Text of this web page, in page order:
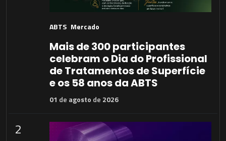
ABTS Mercado
Mais de 300 participantes
celebram o Dia do Profissional
de Tratamentos de Superfície
e os 58 anos da ABTS
01 de agosto de 2026
2